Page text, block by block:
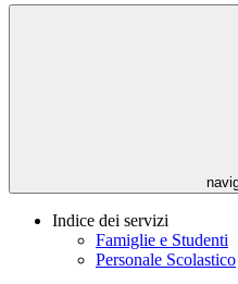
Indice dei servizi
Famiglie e Studenti
Personale Scolastico